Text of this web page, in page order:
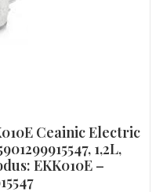
Ceainic Electric
1,2L,
EKK010E –